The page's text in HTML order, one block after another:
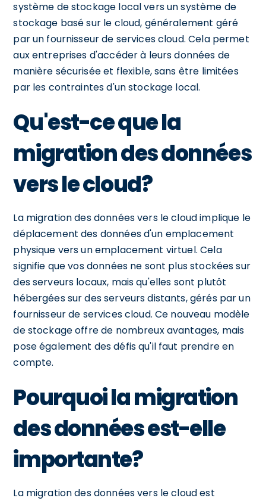
système de stockage local vers un système de
stockage basé sur le cloud, généralement géré
par un fournisseur de services cloud. Cela permet
aux entreprises d'accéder à leurs données de
manière sécurisée et flexible, sans être limitées
par les contraintes d'un stockage local.
Qu'est-ce que la
migration des données
vers le cloud?
La migration des données vers le cloud implique le
déplacement des données d'un emplacement
physique vers un emplacement virtuel. Cela
signifie que vos données ne sont plus stockées sur
des serveurs locaux, mais qu'elles sont plutôt
hébergées sur des serveurs distants, gérés par un
fournisseur de services cloud. Ce nouveau modèle
de stockage offre de nombreux avantages, mais
pose également des défis qu'il faut prendre en
compte.
Pourquoi la migration
des données est-elle
importante?
La migration des données vers le cloud est